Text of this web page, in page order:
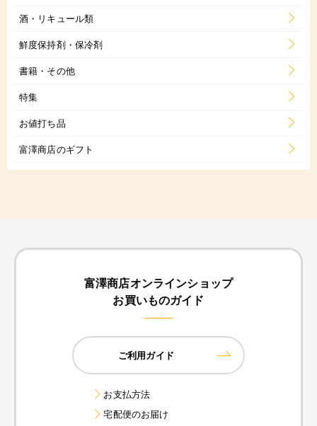
酒・リキュール類
鮮度保持剤・保冷剤
書籍・その他
特集
お値打ち品
富澤商店のギフト
富澤商店オンラインショップ
お買いものガイド
ご利用ガイド
お支払方法
宅配便のお届け